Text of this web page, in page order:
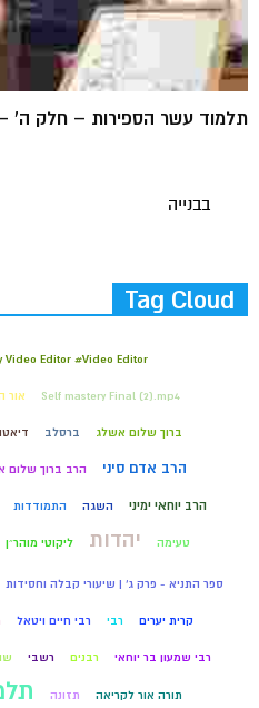
תלמוד עשר הספירות – חלק ה'
בבנייה
Tag Cloud
Video Editor #Video Editor
Self mastery Final (2).mp4 אור
ברוך שלום אשלג ברסלב
הרב אדם סיני הרב ברוך שלום
הרב יוחאי ימיני השגה התמודדות
טעימה יהדות ליקוטי מוהר״ן
ספר התניא - פרק ג' | שיעורי קבלה וחסידות
קרית יערים רבי רבי חיים ויטאל
רבי שמעון בר יוחאי רבנים רשבי
תורה אור לקריאה תזונה